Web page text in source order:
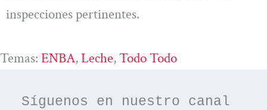
inspecciones pertinentes.
Temas: ENBA, Leche, Todo Todo
Síguenos en nuestro canal